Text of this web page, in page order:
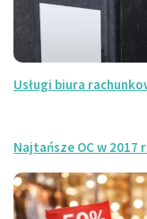
Usługi biura
Najtańsze OC w 2017